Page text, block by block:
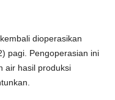
dioperasikan
pagi. Pengoperasian ini
air hasil produksi